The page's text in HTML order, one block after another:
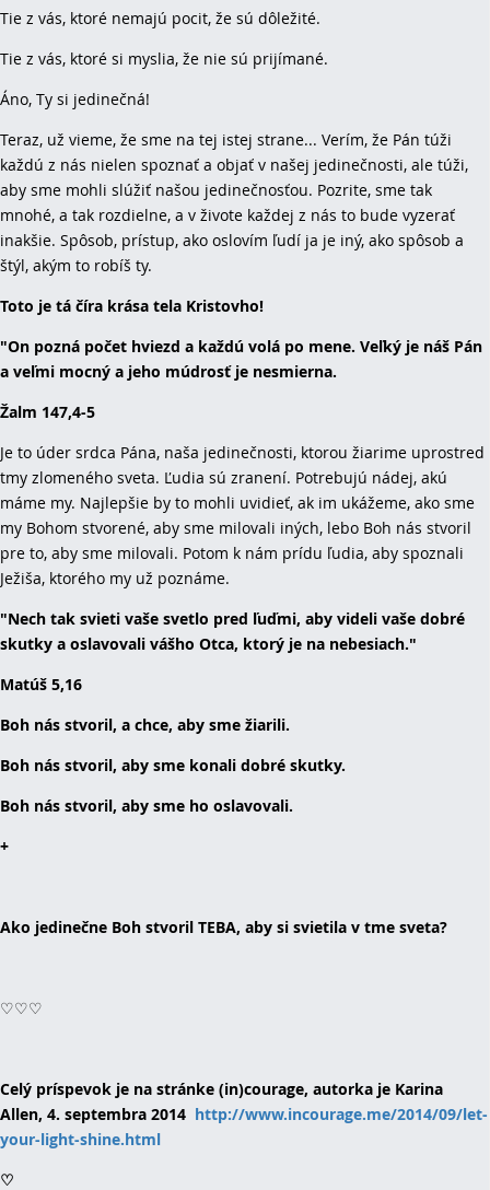
Tie z vás, ktoré nemajú pocit, že sú dôležité.
Tie z vás, ktoré si myslia, že nie sú prijímané.
Áno, Ty si jedinečná!
Teraz, už vieme, že sme na tej istej strane... Verím, že Pán túži
každú z nás nielen spoznať a objať v našej jedinečnosti, ale túži,
aby sme mohli slúžiť našou jedinečnosťou. Pozrite, sme tak
mnohé, a tak rozdielne, a v živote každej z nás to bude vyzerať
inakšie. Spôsob, prístup, ako oslovím ľudí ja je iný, ako spôsob a
štýl, akým to robíš ty.
Toto je tá číra krása tela Kristovho!
"On pozná počet hviezd a každú volá po mene. Veľký je náš Pán
a veľmi mocný a jeho múdrosť je nesmierna.
Žalm 147,4-5
Je to úder srdca Pána, naša jedinečnosti, ktorou žiarime uprostred
tmy zlomeného sveta. Ľudia sú zranení. Potrebujú nádej, akú
máme my. Najlepšie by to mohli uvidieť, ak im ukážeme, ako sme
my Bohom stvorené, aby sme milovali iných, lebo Boh nás stvoril
pre to, aby sme milovali. Potom k nám prídu ľudia, aby spoznali
Ježiša, ktorého my už poznáme.
"Nech tak svieti vaše svetlo pred ľuďmi, aby videli vaše dobré
skutky a oslavovali vášho Otca, ktorý je na nebesiach."
Matúš 5,16
Boh nás stvoril, a chce, aby sme žiarili.
Boh nás stvoril, aby sme konali dobré skutky.
Boh nás stvoril, aby sme ho oslavovali.
+
Ako jedinečne Boh stvoril TEBA, aby si svietila v tme sveta?
♡♡♡
Celý príspevok je na stránke (in)courage, autorka je Karina
Allen, 4. septembra 2014 http://www.incourage.me/2014/09/let-
your-light-shine.html
♡